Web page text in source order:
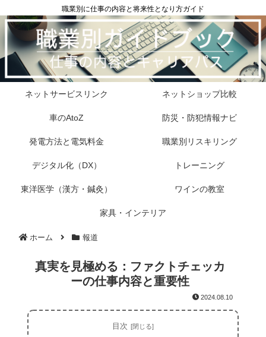
職業別に仕事の内容と将来性となり方ガイド
ネットサービスリンク ネットショップ比較
車のAtoZ 防災・防犯情報ナビ
発電方法と電気料金 職業別リスキリング
デジタル化（DX） トレーニング
東洋医学（漢方・鍼灸） ワインの教室
家具・インテリア
ホーム 報道
真実を見極める：ファクトチェッカ
ーの仕事内容と重要性
2024.08.10
目次